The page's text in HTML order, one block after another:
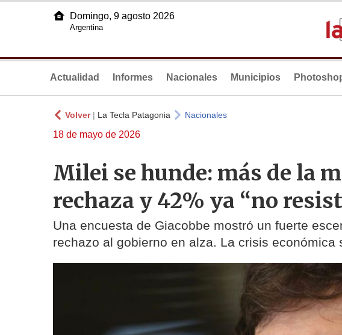
Domingo, 9 agosto 2026
Argentina
Actualidad Informes Nacionales Municipios
Volver| La Tecla Patagonia Nacionales
18 de mayo de 2026
Milei se hunde: más de la
rechaza y 42% ya “no
Una encuesta de Giacobbe mostró un fuerte
rechazo al gobierno en alza. La crisis económica